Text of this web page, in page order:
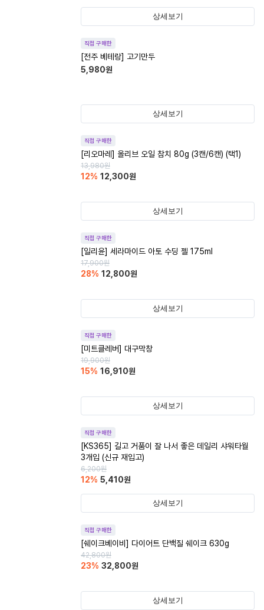
상세보기
직접 구매한
[전주 베테랑] 고기만두
5,980원
상세보기
직접 구매한
[리오마레] 올리브 오일 참치 80g (3캔/6캔) (택1)
13,980원
12% 12,300원
상세보기
직접 구매한
[일리윤] 세라마이드 아토 수딩 젤 175ml
17,900원
28% 12,800원
상세보기
직접 구매한
[미트클레버] 대구막창
19,900원
15% 16,910원
상세보기
직접 구매한
[KS365] 길고 거품이 잘 나서 좋은 데일리 샤워타월
3개입 (신규 재입고)
6,200원
12% 5,410원
상세보기
직접 구매한
[쉐이크베이비] 다이어트 단백질 쉐이크 630g
42,800원
23% 32,800원
상세보기